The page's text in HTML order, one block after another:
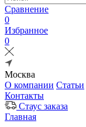
Сравнение
0
Избранное
0
Москва
О компании Статьи
Контакты
Стаус заказа
Главная